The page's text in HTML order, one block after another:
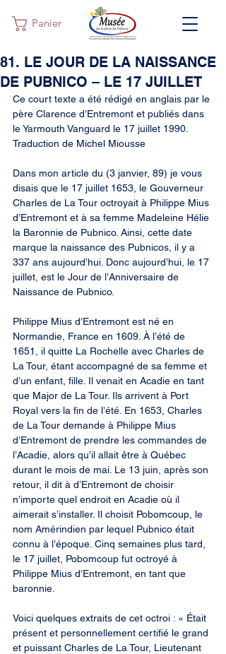
Panier
81. LE JOUR DE LA NAISSANCE
DE PUBNICO – LE 17 JUILLET
Ce court texte a été rédigé en anglais par le
père Clarence d’Entremont et publiés dans
le Yarmouth Vanguard le 17 juillet 1990.
Traduction de Michel Miousse
Dans mon article du (3 janvier, 89) je vous
disais que le 17 juillet 1653, le Gouverneur
Charles de La Tour octroyait à Philippe Mius
d’Entremont et à sa femme Madeleine Hélie
la Baronnie de Pubnico. Ainsi, cette date
marque la naissance des Pubnicos, il y a
337 ans aujourd’hui. Donc aujourd’hui, le 17
juillet, est le Jour de l’Anniversaire de
Naissance de Pubnico.
Philippe Mius d’Entremont est né en
Normandie, France en 1609. À l’été de
1651, il quitte La Rochelle avec Charles de
La Tour, étant accompagné de sa femme et
d’un enfant, fille. Il venait en Acadie en tant
que Major de La Tour. Ils arrivent à Port
Royal vers la fin de l’été. En 1653, Charles
de La Tour demande à Philippe Mius
d’Entremont de prendre les commandes de
l’Acadie, alors qu’il allait être à Québec
durant le mois de mai. Le 13 juin, après son
retour, il dit à d’Entremont de choisir
n’importe quel endroit en Acadie où il
aimerait s’installer. Il choisit Pobomcoup, le
nom Amérindien par lequel Pubnico était
connu à l’époque. Cinq semaines plus tard,
le 17 juillet, Pobomcoup fut octroyé à
Philippe Mius d’Entremont, en tant que
baronnie.
Voici quelques extraits de cet octroi : « Était
présent et personnellement certifié le grand
et puissant Charles de La Tour, Lieutenant